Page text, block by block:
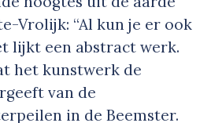
Vrolijk: “Al kun je er ook
lijkt een abstract werk.
het kunstwerk de
van de
in de Beemster.